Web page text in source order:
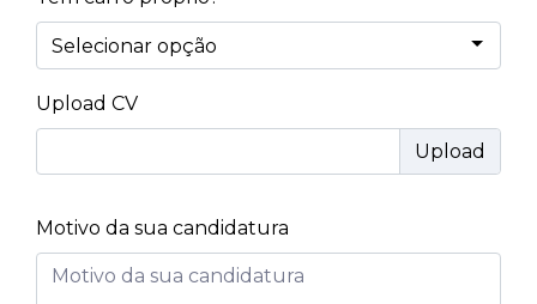
Upload CV
Motivo da sua candidatura